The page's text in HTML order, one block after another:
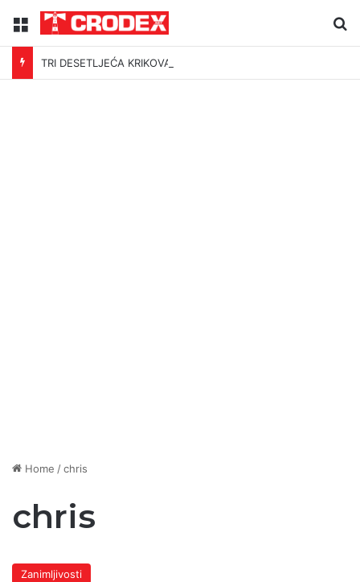
Menu
TRI DESETLJEĆA KRIKOVA OČAJNIKA
Home /chris
chris
Zanimljivosti